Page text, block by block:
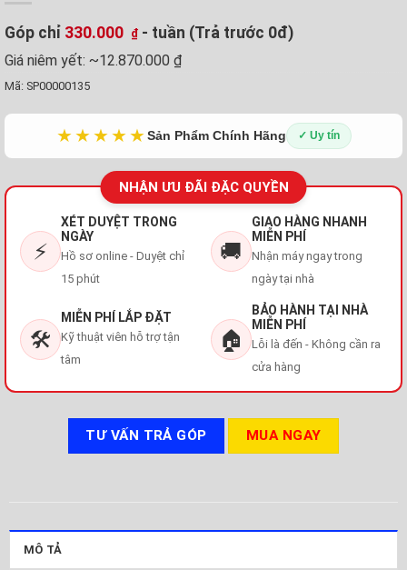
Góp chỉ 330.000 ₫ - tuần (Trả trước 0đ)
Giá niêm yết: ~12.870.000 ₫
Mã: SP00000135
★★★★★Sản Phẩm Chính Hãng ✓ Uy tín
NHẬN ƯU ĐÃI ĐẶC QUYỀN
⚡
XÉT DUYỆT TRONG
NGÀY
Hồ sơ online - Duyệt chỉ
15 phút
🚚
GIAO HÀNG NHANH
MIỄN PHÍ
Nhận máy ngay trong
ngày tại nhà
🛠️
MIỄN PHÍ LẮP ĐẶT
Kỹ thuật viên hỗ trợ tận
tâm
🏠
BẢO HÀNH TẠI NHÀ
MIỄN PHÍ
Lỗi là đến - Không cần ra
cửa hàng
TƯ VẤN TRẢ GÓP MUA NGAY
MÔ TẢ